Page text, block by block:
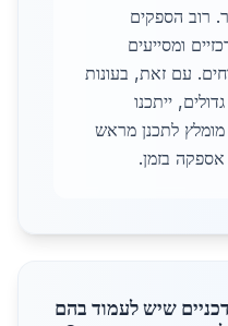
רוב הספקים
ומסייעים
עם זאת, בעונות
ייתכנו
מומלץ לתכנן מראש
בזמן.
שיש לעמוד בהם